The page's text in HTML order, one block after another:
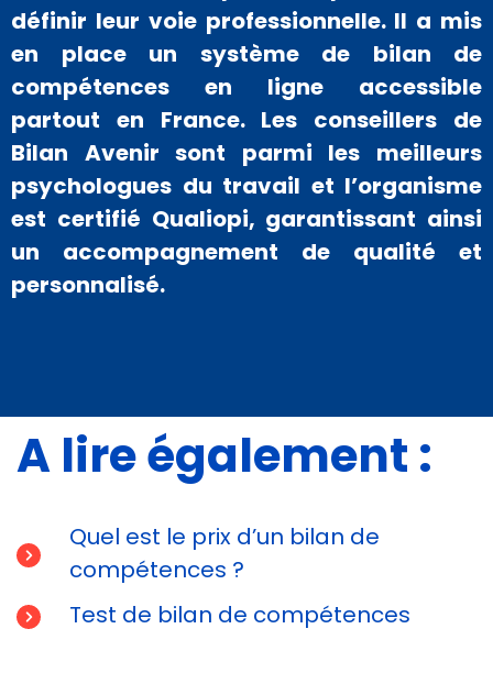
définir leur voie professionnelle. Il a mis
en place un système de bilan de
compétences en ligne accessible
partout en France. Les conseillers de
Bilan Avenir sont parmi les meilleurs
psychologues du travail et l’organisme
est certifié Qualiopi, garantissant ainsi
un accompagnement de qualité et
personnalisé.
A lire également :
Quel est le prix d’un bilan de
compétences ?
Test de bilan de compétences